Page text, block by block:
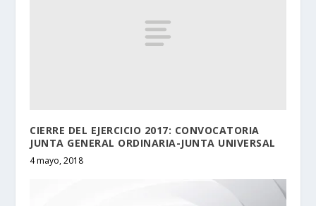
CIERRE DEL EJERCICIO 2017: CONVOCATORIA
JUNTA GENERAL ORDINARIA-JUNTA UNIVERSAL
4 mayo, 2018